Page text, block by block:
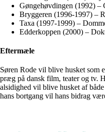
Gøngehøvdingen (1992) –
Bryggeren (1996-1997) –
Taxa (1997-1999) –
Edderkoppen (2000) –
Eftermæle
Søren Rode vil blive husket som
præg på dansk film, teater og tv.
alsidighed vil blive husket af
hans bortgang vil hans bidrag